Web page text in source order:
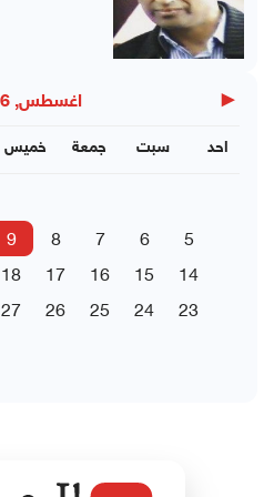
◀ اغسطس, 2026
خميس جمعة سبت احد
5
6
7
8
9
14
15
16
17
18
23
24
25
26
27